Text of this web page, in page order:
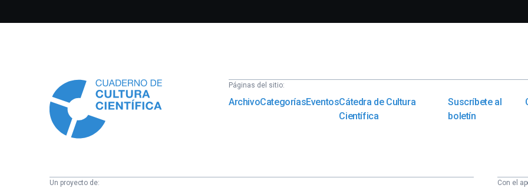
Páginas del sitio:
ArchivoCategoríasEventosCátedra de Cultura
Científica
Suscríbete al
boletín
Un proyecto de: Con el